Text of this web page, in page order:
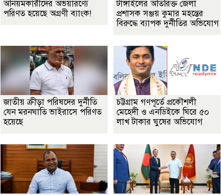
অনিয়মকারীদের অভয়ারণ্যে
পরিণত হয়েছে অগ্রণী ব্যাংক!
টাঙ্গাইলের অতিরিক্ত জেলা
প্রশাসক সঞ্জয় কুমার মহন্তের
বিরুদ্ধে ব্যাপক দুর্নীতির অভিযোগ
জাতীয় ক্রীড়া পরিষদের দুর্নীতি
যেন মরনঘাতি ভাইরাসে পরিণত
হয়েছে
চট্টগ্রাম গণপূর্তে প্রকৌশলী
মেহেদী ও এনডিইকে ঘিরে ৫০
লাখ টাকার ঘুষের অভিযোগ